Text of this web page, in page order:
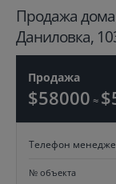
Продажа
Даниловка,
Продажа
$58000 ≈
Телефон
№ объекта